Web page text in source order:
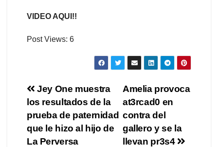
VIDEO AQUI!!
Post Views: 6
Navegación
de
entradas
Amelia provoca
at3rcad0 en
contra del
gallero y se la
llevan pr3s4
Jey One muestra
los resultados de la
prueba de paternidad
que le hizo al hijo de
La Perversa